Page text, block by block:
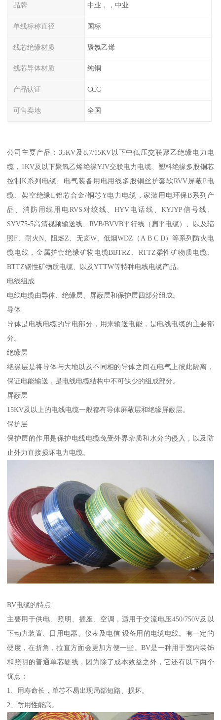
品牌 中业，，中业
单线标称直径 国标
线芯绝缘材质 聚氯乙烯
线芯导体材质 纯铜
产品认证 CCC
可售卖地 全国
公司主要产品：35KV及8.7/15KV以下中低压交联聚乙绝缘电力电
缆，1KV及以下聚氧乙烯绝缘YJV交联电力电缆、塑料绝缘多股铜芯
控制K系列电缆、电气装备用电用线多股铜丝护套软RVV屏蔽P电
缆、架空绝缘L铝芯合金/铜芯Y电力电缆，家装用电环保B系列产
品、消防用线用电RVS对绞线、HYV电话线、KYJYP信号线、
SYV75-5高清视频输送线、RVB/BVVB平行线（扁平电缆）、以及辐
照F、耐火N、阻燃Z、无卤W、低烟WDZ（A B C D）等系列防火电
缆电线，金属护套绝缘矿物电缆BBTRZ、RTTZ柔性矿物质电缆、
BTTZ钢性矿物质电缆、以及YTTW等特种电线电缆产品。
电线组成
电线电缆由导体、绝缘层、屏蔽层和保护层四部分组成。
导体
导体是电线电缆的导电部分，用来输送电能，是电线电缆的主要部
分。
绝缘层
绝缘层是将导体与大地以及不同相的导体之间在电气上彼此隔离，
保证电能输送，是电线电缆结构中不可缺少的组成部分。
屏蔽层
15KV及以上的电线电缆一般都有导体屏蔽层和绝缘屏蔽层。
保护层
保护层的作用是保护电线电缆免受外界杂质和水分的侵入，以及防
止外力直接损坏电力电缆。
BV电缆的特点:
主要用于供电、照明、插座、空调，适用于交流电压450/750V及以
下动力装置、日用电器、仪表及电信 设备用的电缆电线。有一定的
硬度，在折角，拉直方面会更加方便一些。BV是一种用于室内装饰
和照明的普通单芯硬线，因为除了成本效益之外，它还有以下两个
优点：
1、用寿命长，单芯不易出现局部短路、损坏。
2、耐用性能高。